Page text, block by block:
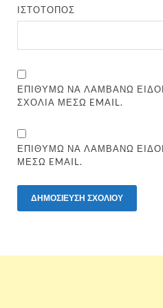
ΙΣΤΌΤΟΠΟΣ
ΕΠΙΘΥΜΏ ΝΑ ΛΑΜΒΆΝΩ
ΣΧΌΛΙΑ ΜΈΣΩ EMAIL.
ΕΠΙΘΥΜΏ ΝΑ ΛΑΜΒΆΝΩ
ΜΈΣΩ EMAIL.